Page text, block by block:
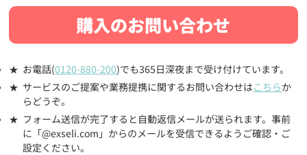
購入のお問い合わせ
お電話(0120-880-200)でも365日深夜まで受け付けています。
サービスのご提案や業務提携に関するお問い合わせはこちらか
らどうぞ。
フォーム送信が完了すると自動返信メールが送られます。事前
に「@exseli.com」からのメールを受信できるようご確認・ご
設定ください。